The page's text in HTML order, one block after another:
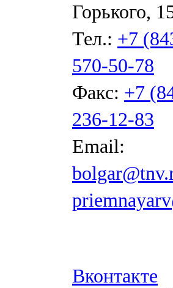
Горького,
Тел.: +7
570-50-78
Факс: +7
236-12-83
Email:
Вконтакте